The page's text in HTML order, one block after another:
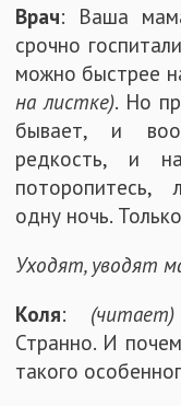
Врач: Ваша
срочно
можно быстрее
на листке). Но
бывает, и
редкость, и
поторопитесь,
одну ночь.
Уходят, уводят
Коля: (читает)
Странно. И
такого